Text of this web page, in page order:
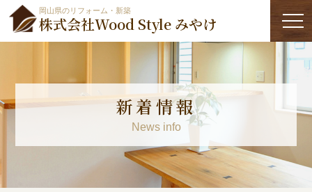
岡山県のリフォーム・新築
株式会社Wood Style みやけ
新着情報
News info